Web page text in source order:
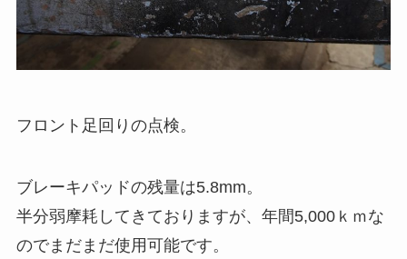
フロント足回りの点検。
ブレーキパッドの残量は5.8mm。
半分弱摩耗してきておりますが、年間5,000ｋｍな
のでまだまだ使用可能です。